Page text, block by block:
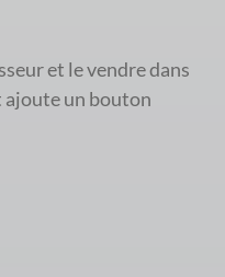
et le vendre dans
ajoute un bouton